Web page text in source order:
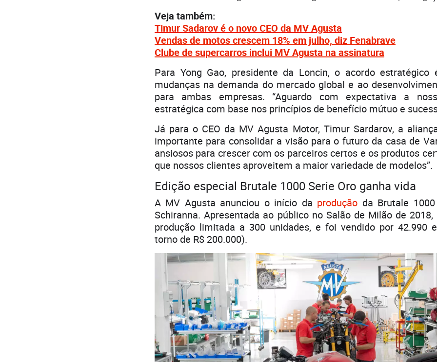
Veja também:
Timur Sadarov é o novo CEO da MV Agusta
Vendas de motos crescem 18% em julho, diz Fenabrave
Clube de supercarros inclui MV Agusta na assinatura
Para Yong Gao, presidente da Loncin, o acordo estratégico
mudanças na demanda do mercado global e ao
para ambas empresas. “Aguardo com expectativa a
estratégica com base nos princípios de benefício mútuo e
Já para o CEO da MV Agusta Motor, Timur Sardarov, a
importante para consolidar a visão para o futuro da casa de
ansiosos para crescer com os parceiros certos e os produtos
que nossos clientes aproveitem a maior variedade de modelos”.
Edição especial Brutale 1000 Serie Oro ganha vida
A MV Agusta anunciou o início da produção da Brutale
Schiranna. Apresentada ao público no Salão de Milão de
produção limitada a 300 unidades, e foi vendido por 42.990
torno de R$ 200.000).